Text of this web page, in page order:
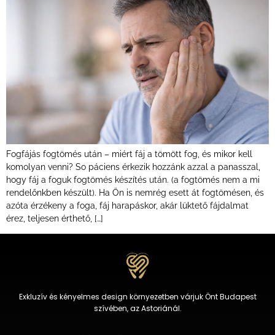
Fogfájás fogtömés után – miért fáj a tömött fog, és mikor kell
komolyan venni? So páciens érkezik hozzánk azzal a panasszal,
hogy fáj a foguk fogtömés készítés után. (a fogtömés nem a mi
rendelőnkben készült). Ha Ön is nemrég esett át fogtömésen, és
azóta érzékeny a foga, fáj harapáskor, akár lüktető fájdalmat
érez, teljesen érthető, […]
Exkluzív és kényelmes design környezetben várjuk Önt Budapest
szívében, az Astoriánál.